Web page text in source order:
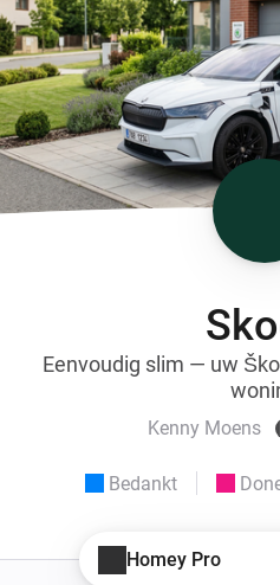
Eenvoudig slim — uw
Kenny Moens
Bedankt
Homey Pro